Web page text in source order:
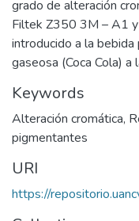
grado de alteración
Filtek Z350 3M – A1
introducido a la
gaseosa (Coca Cola)
Keywords
Alteración cromática,
pigmentantes
URI
https://